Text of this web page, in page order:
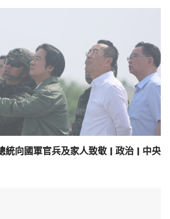
向國軍官兵及家人致敬 | 政治 | 中央